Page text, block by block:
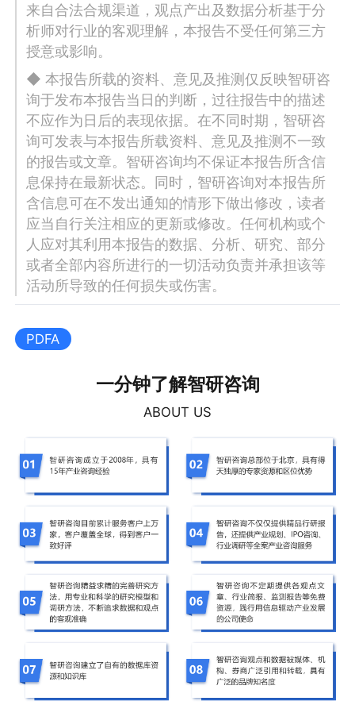
来自合法合规渠道，观点产出及数据分析基于分
析师对行业的客观理解，本报告不受任何第三方
授意或影响。
◆ 本报告所载的资料、意见及推测仅反映智研咨
询于发布本报告当日的判断，过往报告中的描述
不应作为日后的表现依据。在不同时期，智研咨
询可发表与本报告所载资料、意见及推测不一致
的报告或文章。智研咨询均不保证本报告所含信
息保持在最新状态。同时，智研咨询对本报告所
含信息可在不发出通知的情形下做出修改，读者
应当自行关注相应的更新或修改。任何机构或个
人应对其利用本报告的数据、分析、研究、部分
或者全部内容所进行的一切活动负责并承担该等
活动所导致的任何损失或伤害。
PDFA
一分钟了解智研咨询
ABOUT US